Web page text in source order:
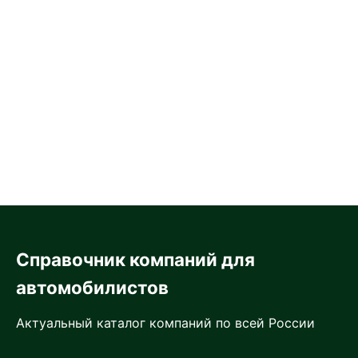
Справочник компаний для
автомобилистов
Актуальный каталог компаний по всей России